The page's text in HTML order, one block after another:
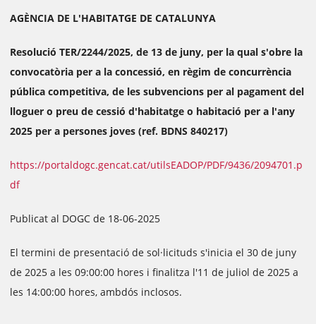
AGÈNCIA DE L'HABITATGE DE CATALUNYA
Resolució TER/2244/2025, de 13 de juny, per la qual s'obre la
convocatòria per a la concessió, en règim de concurrència
pública competitiva, de les subvencions per al pagament del
lloguer o preu de cessió d'habitatge o habitació per a l'any
2025 per a persones joves (ref. BDNS 840217)
https://portaldogc.gencat.cat/utilsEADOP/PDF/9436/2094701.p
df
Publicat al DOGC de 18-06-2025
El termini de presentació de sol·licituds s'inicia el 30 de juny
de 2025 a les 09:00:00 hores i finalitza l'11 de juliol de 2025 a
les 14:00:00 hores, ambdós inclosos.